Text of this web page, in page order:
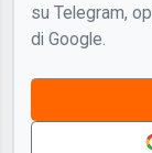
su Telegram,
di Google.